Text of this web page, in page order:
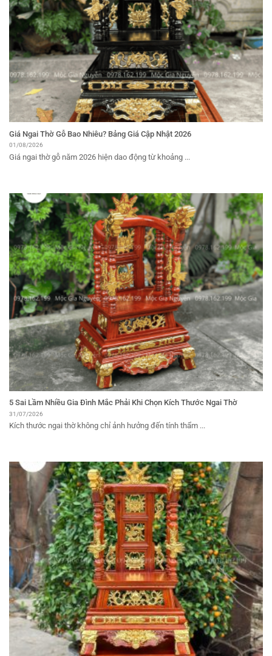
Giá Ngai Thờ Gỗ Bao Nhiêu? Bảng Giá Cập Nhật 2026
01/08/2026
Giá ngai thờ gỗ năm 2026 hiện dao động từ khoảng ...
5 Sai Lầm Nhiều Gia Đình Mắc Phải Khi Chọn Kích Thước Ngai Thờ
31/07/2026
Kích thước ngai thờ không chỉ ảnh hưởng đến tính thẩm ...